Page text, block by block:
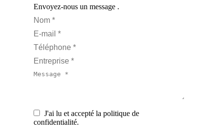
Envoyez-nous un message .
Nom *
E-mail *
Téléphone *
Entreprise *
Message *
J'ai lu et accepté la politique de
confidentialité.